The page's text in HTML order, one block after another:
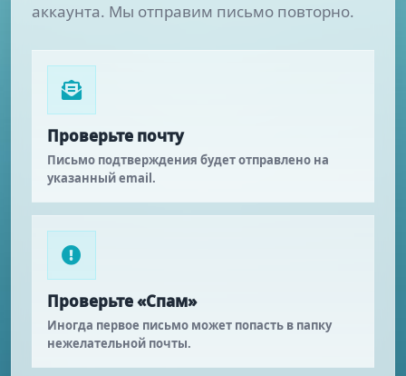
аккаунта. Мы отправим письмо повторно.
Проверьте почту
Письмо подтверждения будет отправлено на
указанный email.
Проверьте «Спам»
Иногда первое письмо может попасть в папку
нежелательной почты.